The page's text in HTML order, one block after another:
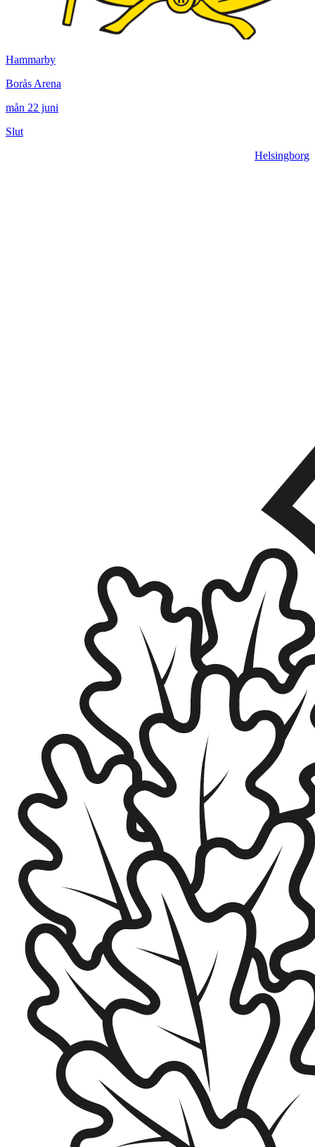
Hammarby
Borås Arena
mån 22 juni
Slut
Helsingborg